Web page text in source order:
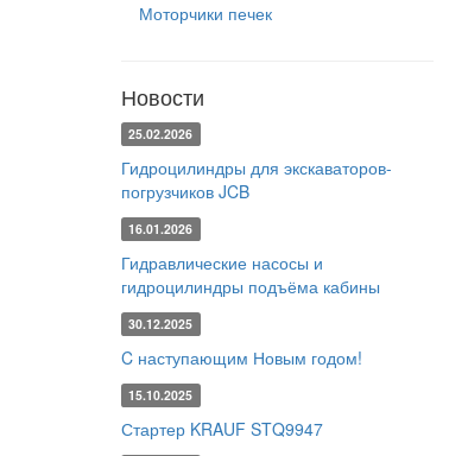
Моторчики печек
Новости
25.02.2026
Гидроцилиндры для экскаваторов-
погрузчиков JCB
16.01.2026
Гидравлические насосы и
гидроцилиндры подъёма кабины
30.12.2025
C наступающим Новым годом!
15.10.2025
Стартер KRAUF STQ9947